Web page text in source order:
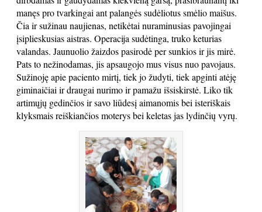
manęs pro tvarkingai ant palangės sudėliotus smėlio maišus.
Čia ir sužinau naujienas, netikėtai nuraminusias pavojingai
įsiplieskusias aistras. Operacija sudėtinga, truko keturias
valandas. Jaunuolio žaizdos pasirodė per sunkios ir jis mirė.
Pats to nežinodamas, jis apsaugojo mus visus nuo pavojaus.
Sužinoję apie paciento mirtį, tiek jo žudyti, tiek apginti atėję
giminaičiai ir draugai nurimo ir pamažu išsiskirstė. Liko tik
artimųjų gedinčios ir savo liūdesį aimanomis bei isteriškais
klyksmais reiškiančios moterys bei keletas jas lydinčių vyrų.